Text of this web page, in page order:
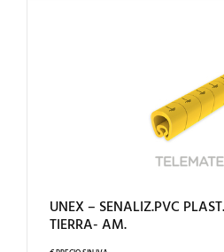
UNEX – SENALIZ.PVC
TIERRA- AM.